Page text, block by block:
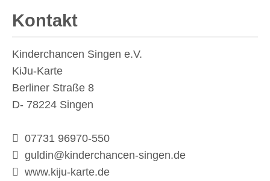
Kontakt
Kinderchancen Singen e.V.
KiJu-Karte
Berliner Straße 8
D- 78224 Singen
07731 96970-550
guldin@kinderchancen-singen.de
www.kiju-karte.de